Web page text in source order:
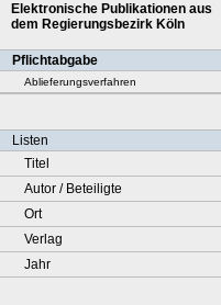
Elektronische Publikationen aus
dem Regierungsbezirk Köln
Pflichtabgabe
Ablieferungsverfahren
Listen
Titel
Autor / Beteiligte
Ort
Verlag
Jahr